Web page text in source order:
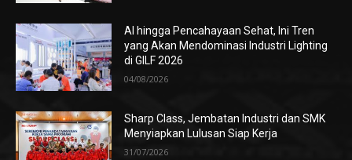
AI hingga Pencahayaan Sehat, Ini Tren
yang Akan Mendominasi Industri Lighting
di GILF 2026
04/08/2026
Sharp Class, Jembatan Industri dan SMK
Menyiapkan Lulusan Siap Kerja
31/07/2026